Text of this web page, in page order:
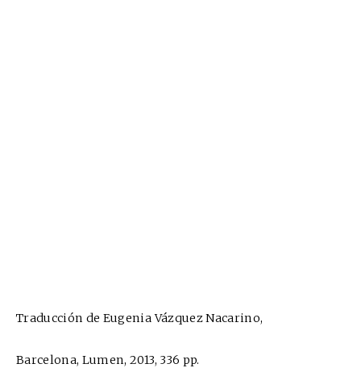
Traducción de Eugenia Vázquez Nacarino,
Barcelona, Lumen, 2013, 336 pp.